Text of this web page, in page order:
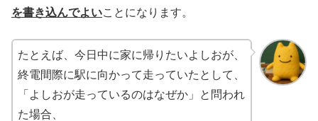
を書き込んでよいことになります。
たとえば、今日中に家に帰りたいよしおが、
終電間際に駅に向かって走っていたとして、
「よしおが走っているのはなぜか」と問われ
た場合、